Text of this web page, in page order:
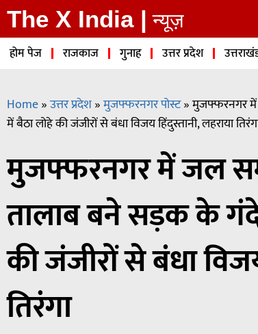
The X India | न्यूज़
होम पेज राजकाज गुनाह उत्तर प्रदेश
Home»उत्तर प्रदेश»मुजफ्फरनगर पोस्ट»मुजफ्फरनगर में
में बैठा लोहे की जंजीरों से बंधा विजय हिंदुस्तानी, लहराया
मुजफ्फरनगर में जल
तालाब बने सड़क के गंदे
की जंजीरों से बंधा
तिरंगा